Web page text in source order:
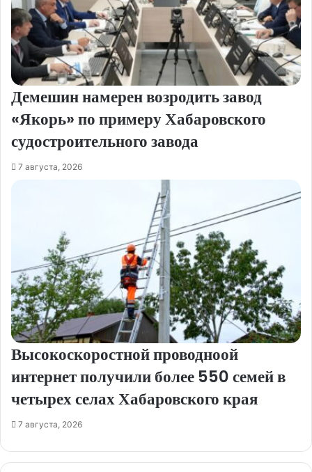
Демешин намерен возродить завод
«Якорь» по примеру Хабаровского
судостроительного завода
7 августа, 2026
Высокоскоростной проводноой
интернет получили более 550 семей в
четырех селах Хабаровского края
7 августа, 2026